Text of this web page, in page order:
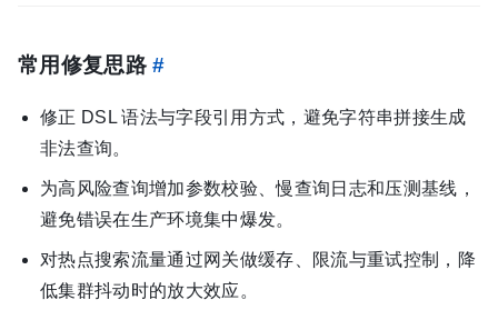
常用修复思路#
修正 DSL 语法与字段引用方式，避免字符串拼接生成
非法查询。
为高风险查询增加参数校验、慢查询日志和压测基线，
避免错误在生产环境集中爆发。
对热点搜索流量通过网关做缓存、限流与重试控制，降
低集群抖动时的放大效应。